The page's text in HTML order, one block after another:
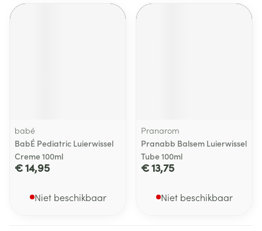
babé
BabÉ Pediatric Luierwissel
Creme 100ml
€ 14,95
Niet beschikbaar
Pranarom
Pranabb Balsem Luierwissel
Tube 100ml
€ 13,75
Niet beschikbaar